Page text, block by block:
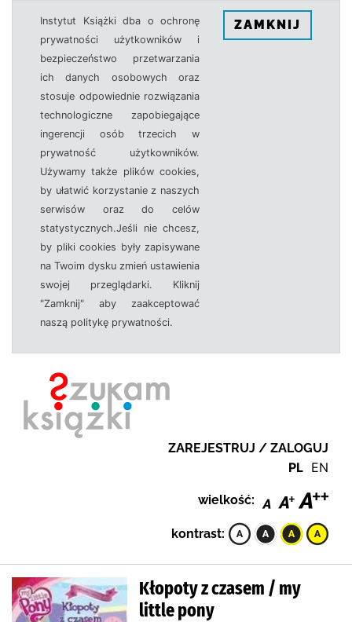
Instytut Książki dba o ochronę
prywatności użytkowników i
bezpieczeństwo przetwarzania
ich danych osobowych oraz
stosuje odpowiednie rozwiązania
technologiczne zapobiegające
ingerencji osób trzecich w
prywatność użytkowników.
Używamy także plików cookies,
by ułatwić korzystanie z naszych
serwisów oraz do celów
statystycznych.Jeśli nie chcesz,
by pliki cookies były zapisywane
na Twoim dysku zmień ustawienia
swojej przeglądarki. Kliknij
"Zamknij" aby zaakceptować
naszą politykę prywatności.
ZAMKNIJ
ZAREJESTRUJ / ZALOGUJ
PL EN
wielkość:
kontrast:
Kłopoty z czasem / my
little pony